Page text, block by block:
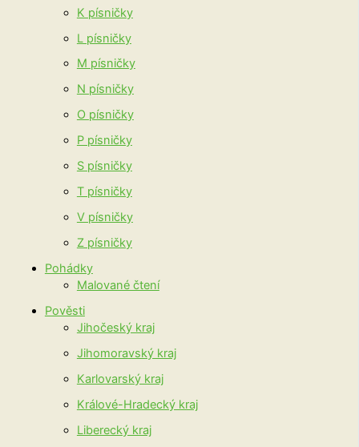
K písničky
L písničky
M písničky
N písničky
O písničky
P písničky
S písničky
T písničky
V písničky
Z písničky
Pohádky
Malované čtení
Pověsti
Jihočeský kraj
Jihomoravský kraj
Karlovarský kraj
Králové-Hradecký kraj
Liberecký kraj